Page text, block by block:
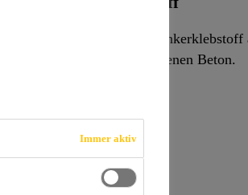
in gerissenen und ungerissenen Beton.
Löcher
Immer aktiv